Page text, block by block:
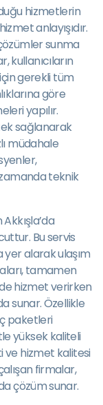
hizmetlerin
anlayışıdır.
sunma
kullanıcıların
gerekli tüm
göre
yapılır.
sağlanarak
müdahale
zamanda teknik
Bu servis
alarak ulaşım
tamamen
hizmet verirken
sunar. Özellikle
paketleri
yüksek kaliteli
ve hizmet kalitesi
firmalar,
çözüm sunar.